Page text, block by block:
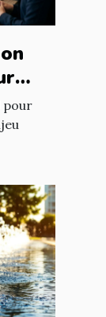
pour